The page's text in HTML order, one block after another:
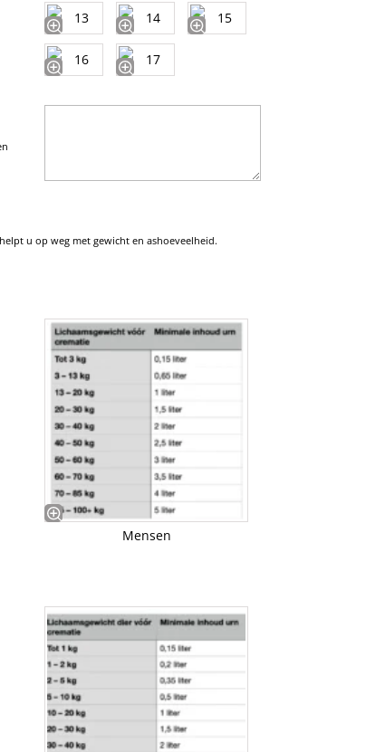
u op weg met gewicht en ashoeveelheid.
Mensen